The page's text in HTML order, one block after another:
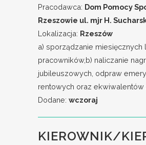
Pracodawca: Dom Pomocy
Rzeszowie ul. mjr H.
Lokalizacja: Rzeszów
a) sporządzanie miesięcznych
pracowników,b) naliczanie
jubileuszowych, odpraw
rentowych oraz ekwiwalentów
Dodane: wczoraj
KIEROWNIK/